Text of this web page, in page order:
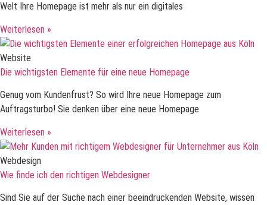
Welt Ihre Homepage ist mehr als nur ein digitales
Weiterlesen »
Website
Die wichtigsten Elemente für eine neue Homepage
Genug vom Kundenfrust? So wird Ihre neue Homepage zum
Auftragsturbo! Sie denken über eine neue Homepage
Weiterlesen »
Webdesign
Wie finde ich den richtigen Webdesigner
Sind Sie auf der Suche nach einer beeindruckenden Website, wissen